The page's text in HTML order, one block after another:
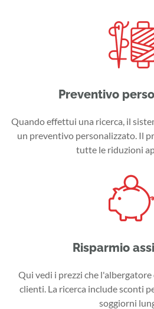
Preventivo
Quando effettui una ricerca, il
un preventivo personalizzato. Il
tutte le riduzioni
Risparmio
Qui vedi i prezzi che
clienti. La ricerca include sconti
soggiorni